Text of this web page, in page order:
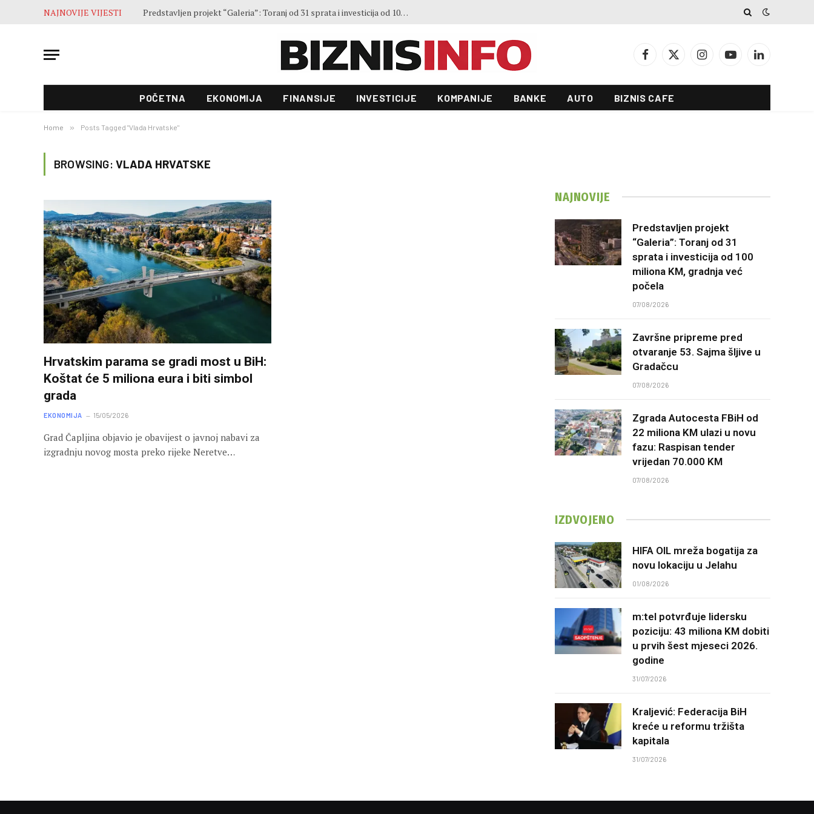
NAJNOVIJE VIJESTI Predstavljen projekt “Galeria”: Toranj od 31 sprata i investicija od 100 miliona KM, gradnja već počela
Facebook
X
InstagramYouTubeLinkedIn
POČETNA EKONOMIJA FINANSIJE INVESTICIJE KOMPANIJE BANKE AUTO BIZNIS CAFE
Home » Posts Tagged "Vlada Hrvatske"
BROWSING: VLADA HRVATSKE
Hrvatskim parama se gradi most u BiH:
Koštat će 5 miliona eura i biti simbol
grada
EKONOMIJA 15/05/2026
Grad Čapljina objavio je obavijest o javnoj nabavi za
izgradnju novog mosta preko rijeke Neretve…
NAJNOVIJE
Predstavljen projekt
“Galeria”: Toranj od 31
sprata i investicija od 100
miliona KM, gradnja već
počela
07/08/2026
Završne pripreme pred
otvaranje 53. Sajma šljive u
Gradačcu
07/08/2026
Zgrada Autocesta FBiH od
22 miliona KM ulazi u novu
fazu: Raspisan tender
vrijedan 70.000 KM
07/08/2026
IZDVOJENO
HIFA OIL mreža bogatija za
novu lokaciju u Jelahu
01/08/2026
m:tel potvrđuje lidersku
poziciju: 43 miliona KM dobiti
u prvih šest mjeseci 2026.
godine
31/07/2026
Kraljević: Federacija BiH
kreće u reformu tržišta
kapitala
31/07/2026